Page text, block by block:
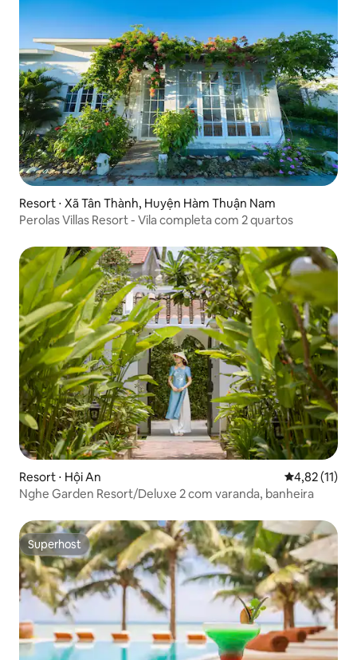
Resort ⋅ Xã Tân Thành, Huyện Hàm Thuận Nam
Perolas Villas Resort - Vila completa com 2 quartos
Resort ⋅ Hội An 4,82 de uma
4,82 (11)
Nghe Garden Resort/Deluxe 2 com varanda, banheira
Superhost
Superhost